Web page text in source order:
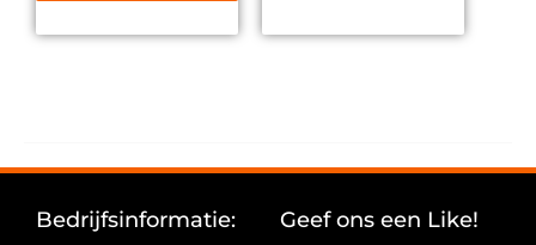
Bedrijfsinformatie: Geef ons een Like!